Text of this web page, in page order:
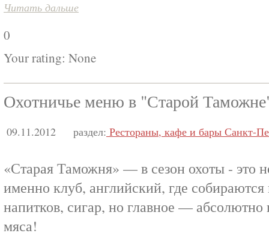
Читать дальше
0
Your rating: None
Охотничье меню в "Старой
09.11.2012 раздел: Рестораны, кафе и бары Санкт-
«Старая Таможня» — в сезон охоты - это
именно клуб, английский, где
напитков, сигар, но главное — абсолютно
мяса!